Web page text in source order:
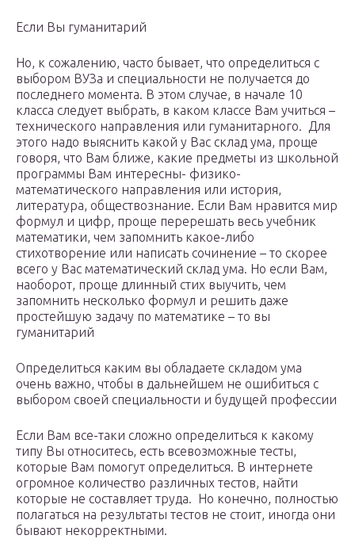
Если Вы гуманитарий
Но, к сожалению, часто бывает, что определиться с
выбором ВУЗа и специальности не получается до
последнего момента. В этом случае, в начале 10
класса следует выбрать, в каком классе Вам учиться –
технического направления или гуманитарного. Для
этого надо выяснить какой у Вас склад ума, проще
говоря, что Вам ближе, какие предметы из школьной
программы Вам интересны- физико-
математического направления или история,
литература, обществознание. Если Вам нравится мир
формул и цифр, проще перерешать весь учебник
математики, чем запомнить какое-либо
стихотворение или написать сочинение – то скорее
всего у Вас математический склад ума. Но если Вам,
наоборот, проще длинный стих выучить, чем
запомнить несколько формул и решить даже
простейшую задачу по математике – то вы
гуманитарий
Определиться каким вы обладаете складом ума
очень важно, чтобы в дальнейшем не ошибиться с
выбором своей специальности и будущей профессии
Если Вам все-таки сложно определиться к какому
типу Вы относитесь, есть всевозможные тесты,
которые Вам помогут определиться. В интернете
огромное количество различных тестов, найти
которые не составляет труда. Но конечно, полностью
полагаться на результаты тестов не стоит, иногда они
бывают некорректными.